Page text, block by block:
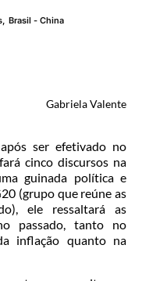
,Brasil - China
Gabriela Valente
ser efetivado no
cinco discursos na
guinada política e
(grupo que reúne as
ele ressaltará as
passado, tanto no
inflação quanto na